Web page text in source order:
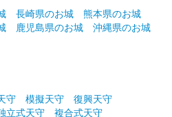
長崎県のお城
熊本県のお城
鹿児島県のお城 沖縄県のお城
守 模擬天守
復興天守
立式天守
複合式天守